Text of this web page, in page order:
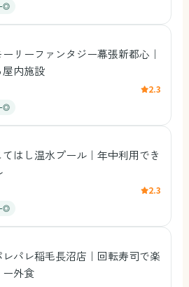
◎
ーリーファンタジー幕張新都心｜
内施設
2.3
◎
てはし温水プール｜年中利用でき
2.3
◎
レパレ稲毛長沼店｜回転寿司で楽
ー外食